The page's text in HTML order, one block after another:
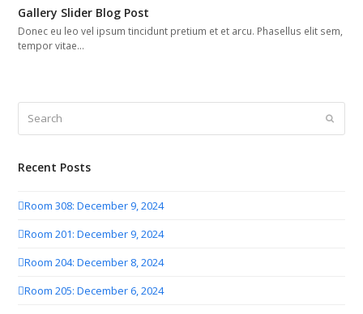
Gallery Slider Blog Post
Donec eu leo vel ipsum tincidunt pretium et et arcu. Phasellus elit sem,
tempor vitae…
Submit
Recent Posts
Room 308: December 9, 2024
Room 201: December 9, 2024
Room 204: December 8, 2024
Room 205: December 6, 2024